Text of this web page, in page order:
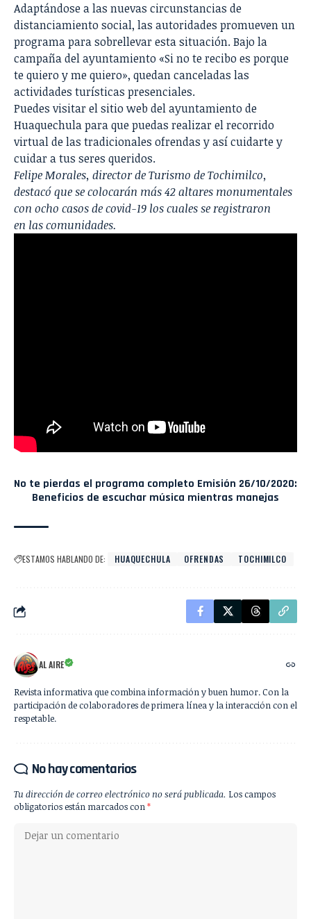
Adaptándose a las nuevas circunstancias de
distanciamiento social, las autoridades promueven un
programa para sobrellevar esta situación. Bajo la
campaña del ayuntamiento «Si no te recibo es porque
te quiero y me quiero», quedan canceladas las
actividades turísticas presenciales.
Puedes visitar el sitio web del ayuntamiento de
Huaquechula para que puedas realizar el recorrido
virtual de las tradicionales ofrendas y así cuidarte y
cuidar a tus seres queridos.
Felipe Morales, director de Turismo de Tochimilco,
destacó que se colocarán más 42 altares monumentales
con ocho casos de covid-19 los cuales se registraron
en las comunidades.
No te pierdas el programa completo Emisión 26/10/2020:
Beneficios de escuchar música mientras manejas
ESTAMOS HABLANDO DE: HUAQUECHULA OFRENDAS TOCHIMILCO
AL AIRE
Revista informativa que combina información y buen humor. Con la
participación de colaboradores de primera línea y la interacción con el
respetable.
No hay comentarios
Tu dirección de correo electrónico no será publicada. Los campos
obligatorios están marcados con*